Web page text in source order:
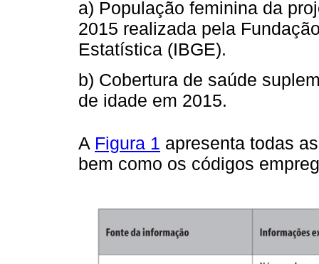
a) População feminina da
2015 realizada pela
Estatística (IBGE).
b) Cobertura de saúde
de idade em 2015.
A Figura 1 apresenta todas
bem como os códigos